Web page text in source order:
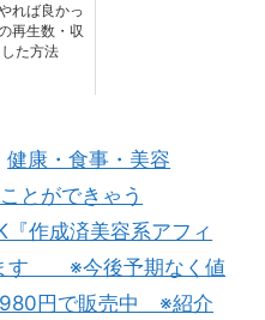
れば良かっ
再生数・収
た方法
健康・食事・美容
とができゃう
『作成済美容系アフィ
ます ※今後予期なく値
円で販売中 ※紹介